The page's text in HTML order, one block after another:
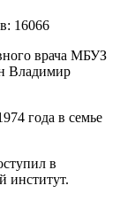
16066
врача МБУЗ
Владимир
года в семье
в
институт.